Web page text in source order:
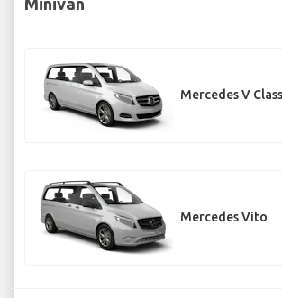
Mercedes V Class
Mercedes Vito